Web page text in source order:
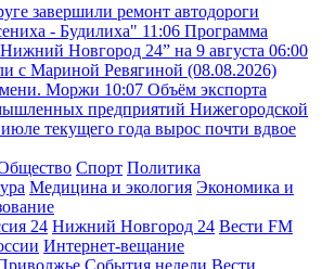
завершили ремонт автодороги
- Будилиха" 11:06 Программа
Новгород 24” на 9 августа 06:00
с Мариной Ревягиной (08.08.2026)
Моржи 10:07 Объём экспорта
предприятий Нижегородской
текущего года вырос почти вдвое
Спорт Политика
Медицина и экология Экономика и
24 Нижний Новгород 24 Вести FM
Интернет-вещание
События недели Вести.